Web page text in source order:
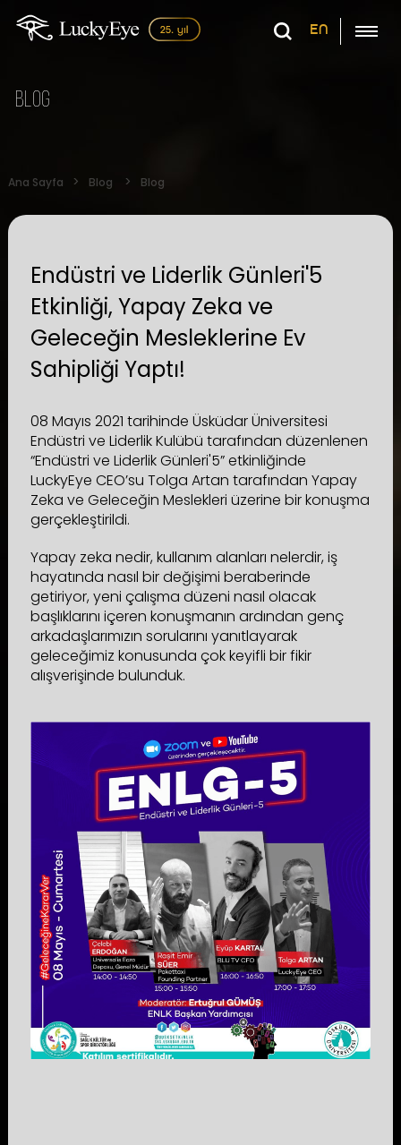
EN
Blog
Ana Sayfa Blog Blog
Endüstri ve Liderlik Günleri'5
Etkinliği, Yapay Zeka ve
Geleceğin Mesleklerine Ev
Sahipliği Yaptı!
08 Mayıs 2021 tarihinde Üsküdar Üniversitesi
Endüstri ve Liderlik Kulübü tarafından düzenlenen
“Endüstri ve Liderlik Günleri'5” etkinliğinde
LuckyEye CEO’su Tolga Artan tarafından Yapay
Zeka ve Geleceğin Meslekleri üzerine bir konuşma
gerçekleştirildi.
Yapay zeka nedir, kullanım alanları nelerdir, iş
hayatında nasıl bir değişimi beraberinde
getiriyor, yeni çalışma düzeni nasıl olacak
başlıklarını içeren konuşmanın ardından genç
arkadaşlarımızın sorularını yanıtlayarak
geleceğimiz konusunda çok keyifli bir fikir
alışverişinde bulunduk.